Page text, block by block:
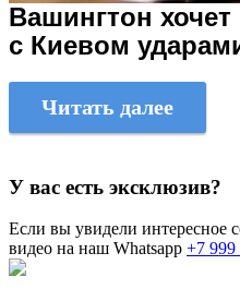
Вашингтон
с Киевом
Читать далее
У вас есть эксклюзив?
Если вы увидели интересное
видео на наш Whatsapp +7 999